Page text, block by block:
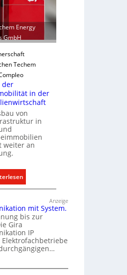
o
ä
i
n
M
a
r
k
t
e
a
s
g
e
e
h
e
s
n
n
d
e
Energy
GmbH
Techem
der
in der
von
in
weiter an
:
A
s
b
u
d
r
Anzeige
mit System.
bis zur
Gira
IP